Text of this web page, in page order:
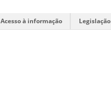
Acesso à informação Legislação